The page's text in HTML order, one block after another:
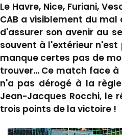
Le Havre, Nice, Furiani,
CAB a visiblement du
d'assurer son avenir au
souvent à l'extérieur
manque certes pas de
trouver… Ce match face à
n'a pas dérogé à la
Jean-Jacques Rocchi, le
trois points de la victoire !